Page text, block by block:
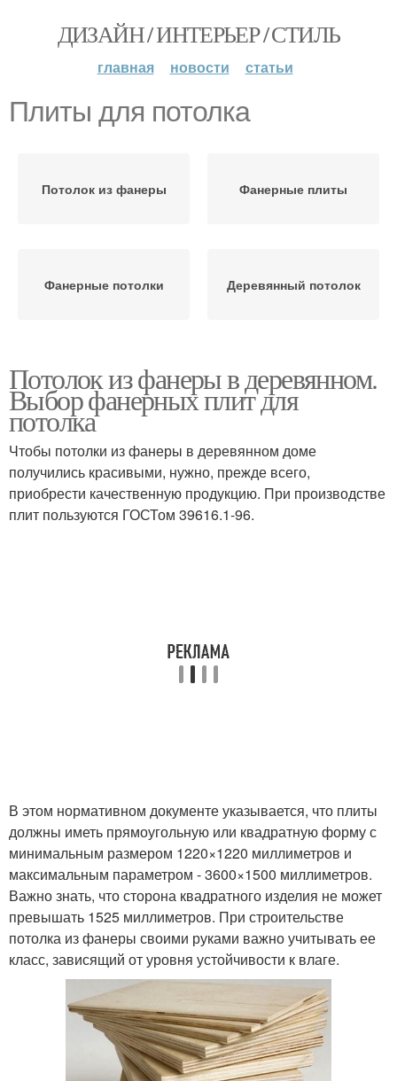
ДИЗАЙН / ИНТЕРЬЕР / СТИЛЬ
главная новости статьи
Плиты для потолка
Потолок из фанеры Фанерные плиты
Фанерные потолки Деревянный потолок
Потолок из фанеры в деревянном.
Выбор фанерных плит для
потолка
Чтобы потолки из фанеры в деревянном доме
получились красивыми, нужно, прежде всего,
приобрести качественную продукцию. При производстве
плит пользуются ГОСТом 39616.1-96.
В этом нормативном документе указывается, что плиты
должны иметь прямоугольную или квадратную форму с
минимальным размером 1220×1220 миллиметров и
максимальным параметром - 3600×1500 миллиметров.
Важно знать, что сторона квадратного изделия не может
превышать 1525 миллиметров. При строительстве
потолка из фанеры своими руками важно учитывать ее
класс, зависящий от уровня устойчивости к влаге.